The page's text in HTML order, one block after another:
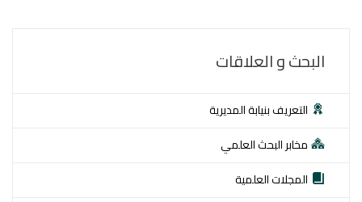
البحث و العلاقات
التعريف بنيابة المديرية
مخابر البحث العلمي
المجلات العلمية